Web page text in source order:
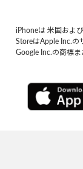
iPhoneは 米国およ
StoreはApple Inc.の
Google Inc.の商標ま